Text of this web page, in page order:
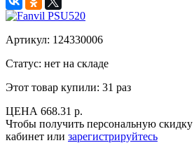
Артикул: 124330006
Статус: нет на складе
Этот товар купили: 31 раз
ЦЕНА 668.31 р.
Чтобы получить персональную скидку
кабинет или зарегистрируйтесь